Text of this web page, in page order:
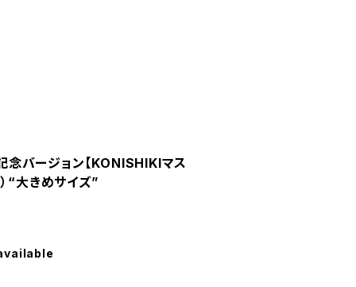
バージョン【KONISHIKIマス
“大きめサイズ”